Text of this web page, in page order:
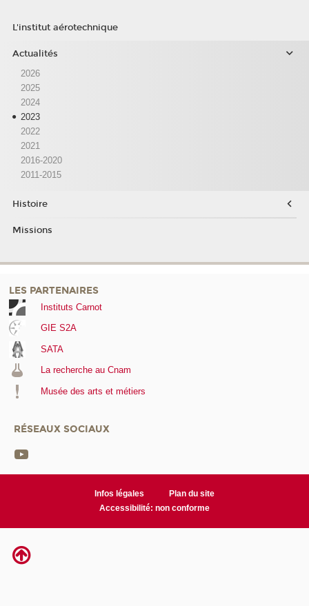
L'institut aérotechnique
Actualités
2026
2025
2024
2023
2022
2021
2016-2020
2011-2015
Histoire
Missions
LES PARTENAIRES
Instituts Carnot
GIE S2A
SATA
La recherche au Cnam
Musée des arts et métiers
RÉSEAUX SOCIAUX
Infos légales
Plan du site
Accessibilité: non conforme